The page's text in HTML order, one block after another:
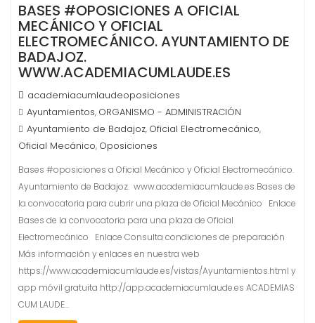
BASES #OPOSICIONES A OFICIAL
MECÁNICO Y OFICIAL
ELECTROMECÁNICO. AYUNTAMIENTO DE
BADAJOZ.
WWW.ACADEMIACUMLAUDE.ES
academiacumlaudeoposiciones
Ayuntamientos, ORGANISMO - ADMINISTRACIÓN
Ayuntamiento de Badajoz, Oficial Electromecánico,
Oficial Mecánico, Oposiciones
Bases #oposiciones a Oficial Mecánico y Oficial Electromecánico.
Ayuntamiento de Badajoz. www.academiacumlaude.es Bases de
la convocatoria para cubrir una plaza de Oficial Mecánico Enlace
Bases de la convocatoria para una plaza de Oficial
Electromecánico Enlace Consulta condiciones de preparación
Más información y enlaces en nuestra web
https://www.academiacumlaude.es/vistas/Ayuntamientos.html y
app móvil gratuita http://app.academiacumlaude.es ACADEMIAS
CUM LAUDE…